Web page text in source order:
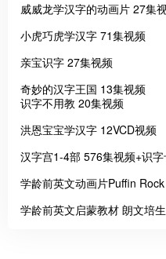
威威龙学汉字的动画片 27集
小虎巧虎学汉字 71集视频
亲宝识字 27集视频
奇妙的汉字王国 13集视频
识字不用教 20集视频
洪恩宝宝学汉字 12VCD视频
汉字宫1-4部 576集视频
学龄前英文动画片Puffin
学龄前英文启蒙教材 朗文培